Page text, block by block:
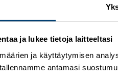
ja lukee tietoja laitteeltasi
ja käyttäytymisen
antamasi
Saksan
ja oli mäkiosuuden 25:s.